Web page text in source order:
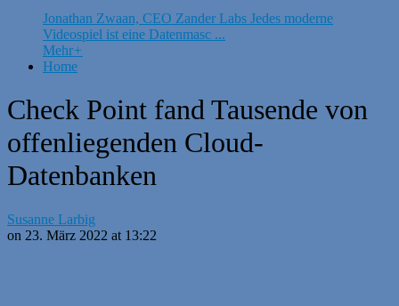
Jonathan Zwaan, CEO Zander Labs Jedes moderne
Videospiel ist eine Datenmasc ...
Mehr+
Home
Check Point fand Tausende von
offenliegenden Cloud-
Datenbanken
Susanne Larbig
on 23. März 2022 at 13:22